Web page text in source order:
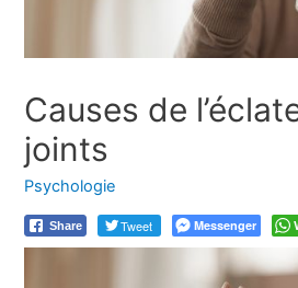
Causes de
joints
Psychologie
Share Tweet Messenger